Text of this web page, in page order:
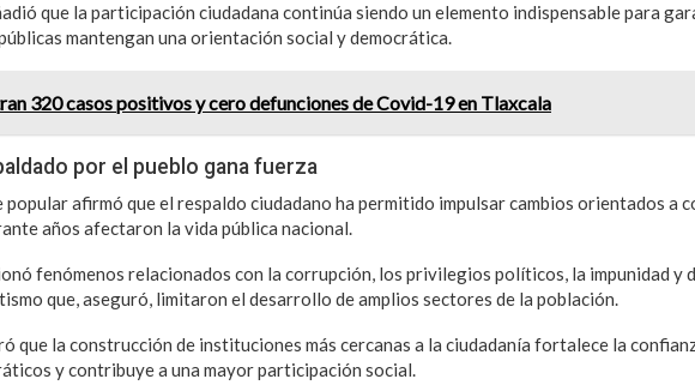
que la participación ciudadana continúa siendo un elemento indispensable para
mantengan una orientación social y democrática.
320 casos positivos y cero defunciones de Covid-19 en Tlaxcala
por el pueblo gana fuerza
popular afirmó que el respaldo ciudadano ha permitido impulsar cambios orientados a
años afectaron la vida pública nacional.
fenómenos relacionados con la corrupción, los privilegios políticos, la impunidad y
que, aseguró, limitaron el desarrollo de amplios sectores de la población.
que la construcción de instituciones más cercanas a la ciudadanía fortalece la
y contribuye a una mayor participación social.